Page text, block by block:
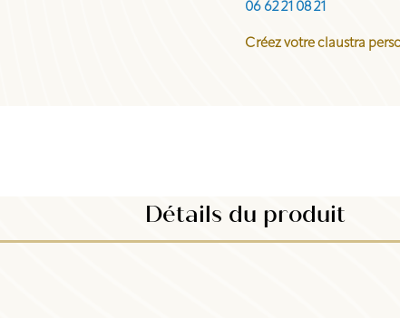
06 62 21 08 21
Créez votre claustra
Détails du produit